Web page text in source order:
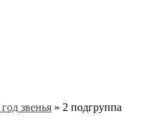
звенья » 2 подгруппа